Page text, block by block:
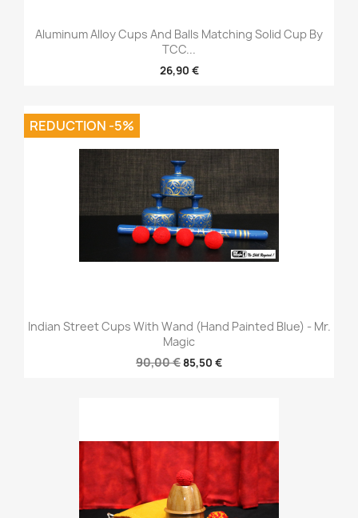
Aluminum Alloy Cups And Balls Matching Solid Cup By
TCC...
26,90 €
Indian Street Cups With Wand (Hand Painted Blue) - Mr.
Magic
90,00 € 85,50 €
REDUCTION -5%